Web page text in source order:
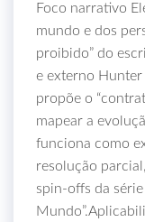
Foco narrativo
mundo e dos
proibido” do
e externo
propõe o
mapear a
funciona como
resolução
spin‑offs da